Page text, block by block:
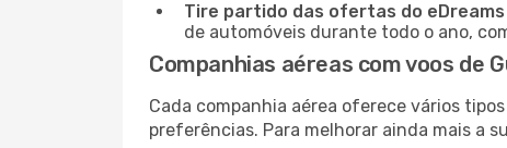
Tire partido das ofertas do eDreams
de automóveis durante todo o ano,
Companhias aéreas com voos de
Cada companhia aérea oferece vários
preferências. Para melhorar ainda mais a